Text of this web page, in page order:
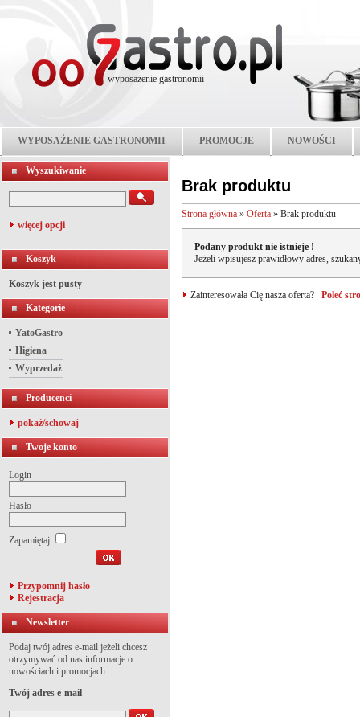
wyposażenie gastronomii
WYPOSAŻENIE GASTRONOMII PROMOCJE NOWOŚCI
Wyszukiwanie
więcej opcji
Koszyk
Koszyk jest pusty
Kategorie
YatoGastro
Higiena
Wyprzedaż
Producenci
pokaż/schowaj
Twoje konto
Login
Hasło
Zapamiętaj
Przypomnij hasło
Rejestracja
Newsletter
Podaj twój adres e-mail jeżeli chcesz
otrzymywać od nas informacje o
nowościach i promocjach
Twój adres e-mail
Brak produktu
Strona główna » Oferta » Brak produktu
Podany produkt nie istnieje !
Jeżeli wpisujesz prawidłowy adres,
Zainteresowała Cię nasza oferta? Poleć